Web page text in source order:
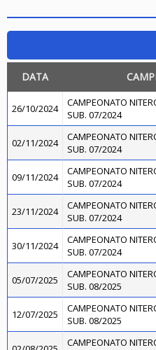
DATA
26/10/2024
CAMPEONATO
SUB. 07/2024
02/11/2024
CAMPEONATO
SUB. 07/2024
09/11/2024
CAMPEONATO
SUB. 07/2024
23/11/2024
CAMPEONATO
SUB. 07/2024
30/11/2024
CAMPEONATO
SUB. 07/2024
05/07/2025
CAMPEONATO
SUB. 08/2025
12/07/2025
CAMPEONATO
SUB. 08/2025
CAMPEONATO